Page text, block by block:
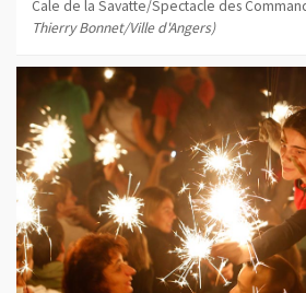
Cale de la Savatte/Spectacle des
Thierry Bonnet/Ville d'Angers)